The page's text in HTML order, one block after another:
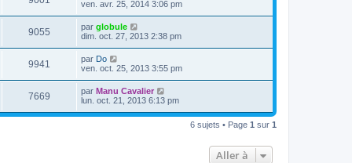
e
s
s
a
g
e
e
r
m
e
s
s
a
g
e
u
e
i
e
r
m
e
s
s
a
g
e
ven. avr. 25, 2014 3:06 pm
9055
u
D
e
i
e
r
m
e
s
s
par globule
dim. oct. 27, 2013 2:38 pm
9941
u
D
e
i
e
r
par Do
ven. oct. 25, 2013 3:55 pm
7669
u
D
e
n
par Manu Cavalier
lun. oct. 21, 2013 6:13 pm
6 sujets • Page 1 sur 1
Aller à